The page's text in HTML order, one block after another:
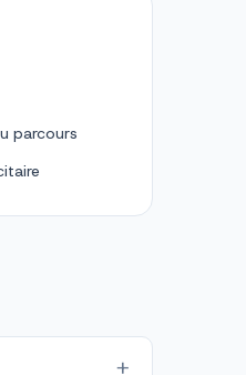
parcours